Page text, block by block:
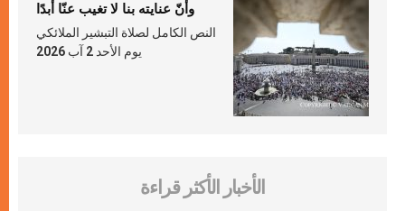
وأنّ عنايته بنا لا تغيب عنّا أبدًا
النص الكامل لصلاة التبشير الملائكي
يوم الأحد 2 آب 2026
الأخبار الأكثر قراءة